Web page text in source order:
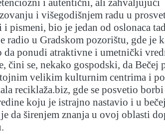
i autentični, ali zahvaljujući
i višegodišnjem radu u
pismeni, bio je jedan od oslonaca
radio u Gradskom pozorištu, gde je
da ponudi atraktivne i umetnički
čini se, nekako gospodski, da
velikim kulturnim centrima i
reciklaža.biz, gde se posvetio borbi
koju je istrajno nastavio i u
da širenjem znanja u ovoj oblasti